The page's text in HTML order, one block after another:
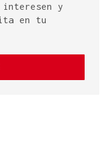
interesen y
en tu